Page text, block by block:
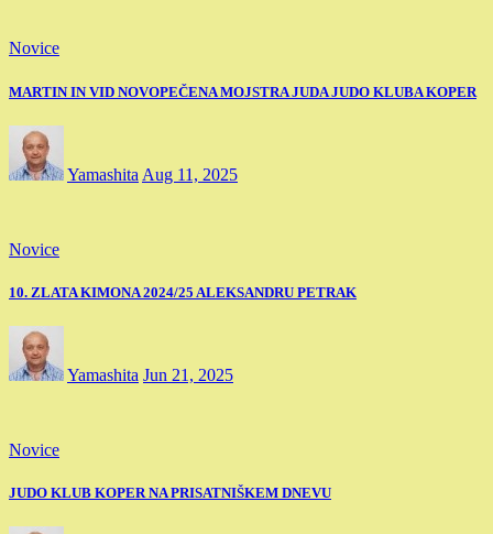
Novice
MARTIN IN VID NOVOPEČENA MOJSTRA JUDA JUDO KLUBA KOPER
Yamashita Aug 11, 2025
Novice
10. ZLATA KIMONA 2024/25 ALEKSANDRU PETRAK
Yamashita Jun 21, 2025
Novice
JUDO KLUB KOPER NA PRISATNIŠKEM DNEVU